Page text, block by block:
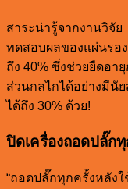
สาระน่ารู้จากงานวิจั
ทดสอบผลของแผ่นรอ
ถึง 40% ซึ่งช่วยยืดอ
ส่วนกลไกได้อย่างมีนั
ได้ถึง 30% ด้วย!
ปิดเครื่องถอดปลั๊ก
“ถอดปลั๊กทุกครั้งหลัง